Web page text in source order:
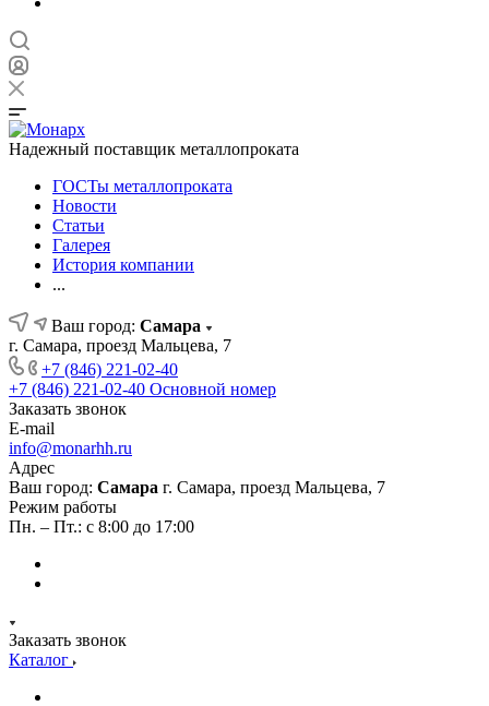
Надежный поставщик металлопроката
ГОСТы металлопроката
Новости
Статьи
Галерея
История компании
...
Ваш город: Самара
г. Самара, проезд Мальцева, 7
+7 (846) 221-02-40
+7 (846) 221-02-40 Основной номер
Заказать звонок
E-mail
info@monarhh.ru
Адрес
Ваш город: Самара г. Самара, проезд Мальцева, 7
Режим работы
Пн. – Пт.: с 8:00 до 17:00
Заказать звонок
Каталог